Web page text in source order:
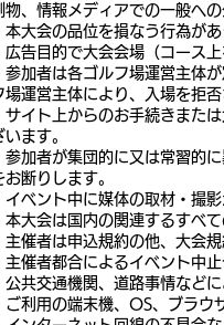
物、情報メディアでの一般へ
本大会の品位を損なう行為が
広告目的で大会会場（コース
参加者は各ゴルフ場運営主体
場運営主体により、入場を拒
サイト上からのお手続きまた
います。
参加者が集団的に又は常習的
お断りします。
イベント中に媒体の取材・撮
本大会は国内の関連するすべ
主催者は申込規約の他、大会
主催者都合によるイベント中
公共交通機関、道路事情など
ご利用の端末機、OS、ブラウ